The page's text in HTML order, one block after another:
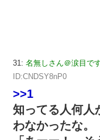
31: 名無しさん＠涙目で
ID:CNDSY8nP0
>>1
知ってる人何人
わなかったな。